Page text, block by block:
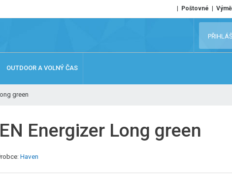
Poštovné
e
OUTDOOR A VOLNÝ ČAS
green
Energizer Long green
Haven